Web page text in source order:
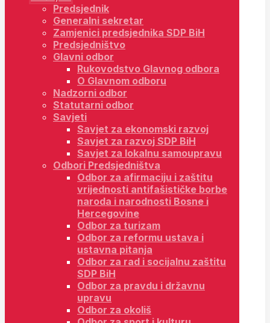
Predsjednik
Generalni sekretar
Zamjenici predsjednika SDP BiH
Predsjedništvo
Glavni odbor
Rukovodstvo Glavnog odbora
O Glavnom odboru
Nadzorni odbor
Statutarni odbor
Savjeti
Savjet za ekonomski razvoj
Savjet za razvoj SDP BiH
Savjet za lokalnu samoupravu
Odbori Predsjedništva
Odbor za afirmaciju i zaštitu
vrijednosti antifašističke borbe
naroda i narodnosti Bosne i
Hercegovine
Odbor za turizam
Odbor za reformu ustava i
ustavna pitanja
Odbor za rad i socijalnu zaštitu
SDP BiH
Odbor za pravdu i državnu
upravu
Odbor za okoliš